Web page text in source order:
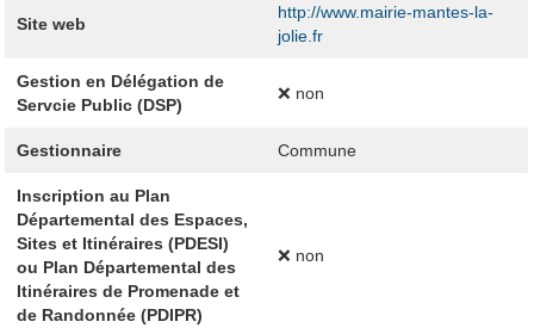
Site web
http://www.mairie-mantes-la-
jolie.fr
Gestion en Délégation de
Servcie Public (DSP)
❌ non
Gestionnaire Commune
Inscription au Plan
Départemental des Espaces,
Sites et Itinéraires (PDESI)
ou Plan Départemental des
Itinéraires de Promenade et
de Randonnée (PDIPR)
❌ non